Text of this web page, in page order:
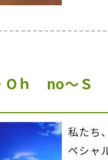
Oｈ no～Ｓ
私たち
ペシャ